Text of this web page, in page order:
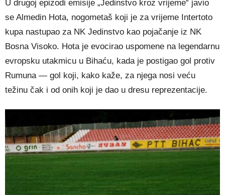
U drugoj epizodi emisije „Jedinstvo kroz vrijeme“ javio
se Almedin Hota, nogometaš koji je za vrijeme Intertoto
kupa nastupao za NK Jedinstvo kao pojačanje iz NK
Bosna Visoko. Hota je evocirao uspomene na legendarnu
evropsku utakmicu u Bihaću, kada je postigao gol protiv
Rumuna — gol koji, kako kaže, za njega nosi veću
težinu čak i od onih koji je dao u dresu reprezentacije.